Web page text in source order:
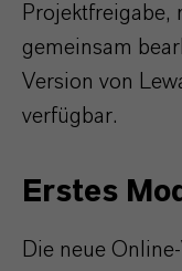
Projektfreigabe,
gemeinsam
Version von
verfügbar.
Erstes
Die neue